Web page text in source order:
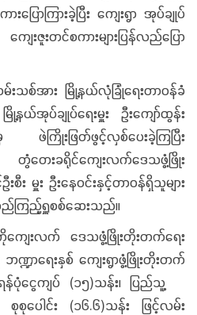
ြောကြားခဲ့ပြီး ကျေးရွာ အုပ်ချုပ်
ဇူးတင်စကား​များပြန်လည်ပြော
အား မြို့နယ်လုံခြုံရေးတာဝန်ခံ
နယ်အုပ်ချုပ်ရေးမှူး ဦးကျော်ထွန်း
မှ ဖဲကြိုးဖြတ်ဖွင့်လှစ်ပေးခဲ့ကြပြီး
တွံတေးခရိုင်ကျေးလက်ဒေသဖွံ့ဖြိုး
း မှူး ဦးနေဝင်းနှင့်တာဝန်ရှိသူများ
ြည့်ရှူစစ်ဆေးသည်။
ေးလက် ဒေသဖွံ့ဖြိုးတိုးတက်ရေး
ဘဏ္ဍာရေးနှစ် ကျေးရွာဖွံ့ဖြိုးတိုးတက်
ရန်ပုံငွေကျပ် (၁၅)သန်း၊ ပြည်သူ့
ပေါင်း (၁၆.၆)သန်း ဖြင့်လမ်း